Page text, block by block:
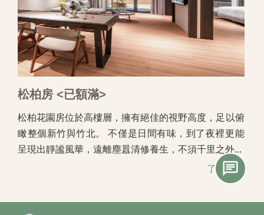
松柏房 <已額滿>
松柏花園房位於高樓層，擁有絕佳的視野高度，足以俯
瞰整個新竹與竹北。 不僅是日間有味，到了夜裡更能
呈現出靜謐風華，遠離塵囂清修養生，不須千里之外...
了解詳情